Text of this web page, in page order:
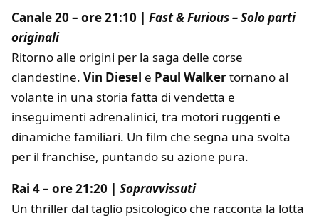
Canale 20 – ore 21:10 | Fast & Furious – Solo parti
originali
Ritorno alle origini per la saga delle corse
clandestine. Vin Diesel e Paul Walkertornano al
volante in una storia fatta di vendetta e
inseguimenti adrenalinici, tra motori ruggenti e
dinamiche familiari. Un film che segna una svolta
per il franchise, puntando su azione pura.
Rai 4 – ore 21:20 | Sopravvissuti
Un thriller dal taglio psicologico che racconta la lotta